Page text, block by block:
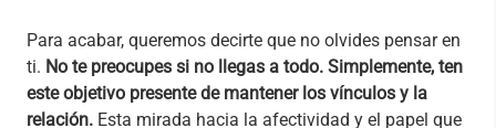
Para acabar, queremos decirte que no olvides pensar en
ti. No te preocupes si no llegas a todo. Simplemente, ten
este objetivo presente de mantener los vínculos y la
relación. Esta mirada hacia la afectividad y el papel que